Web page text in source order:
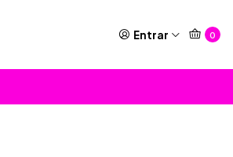
Entrar 0